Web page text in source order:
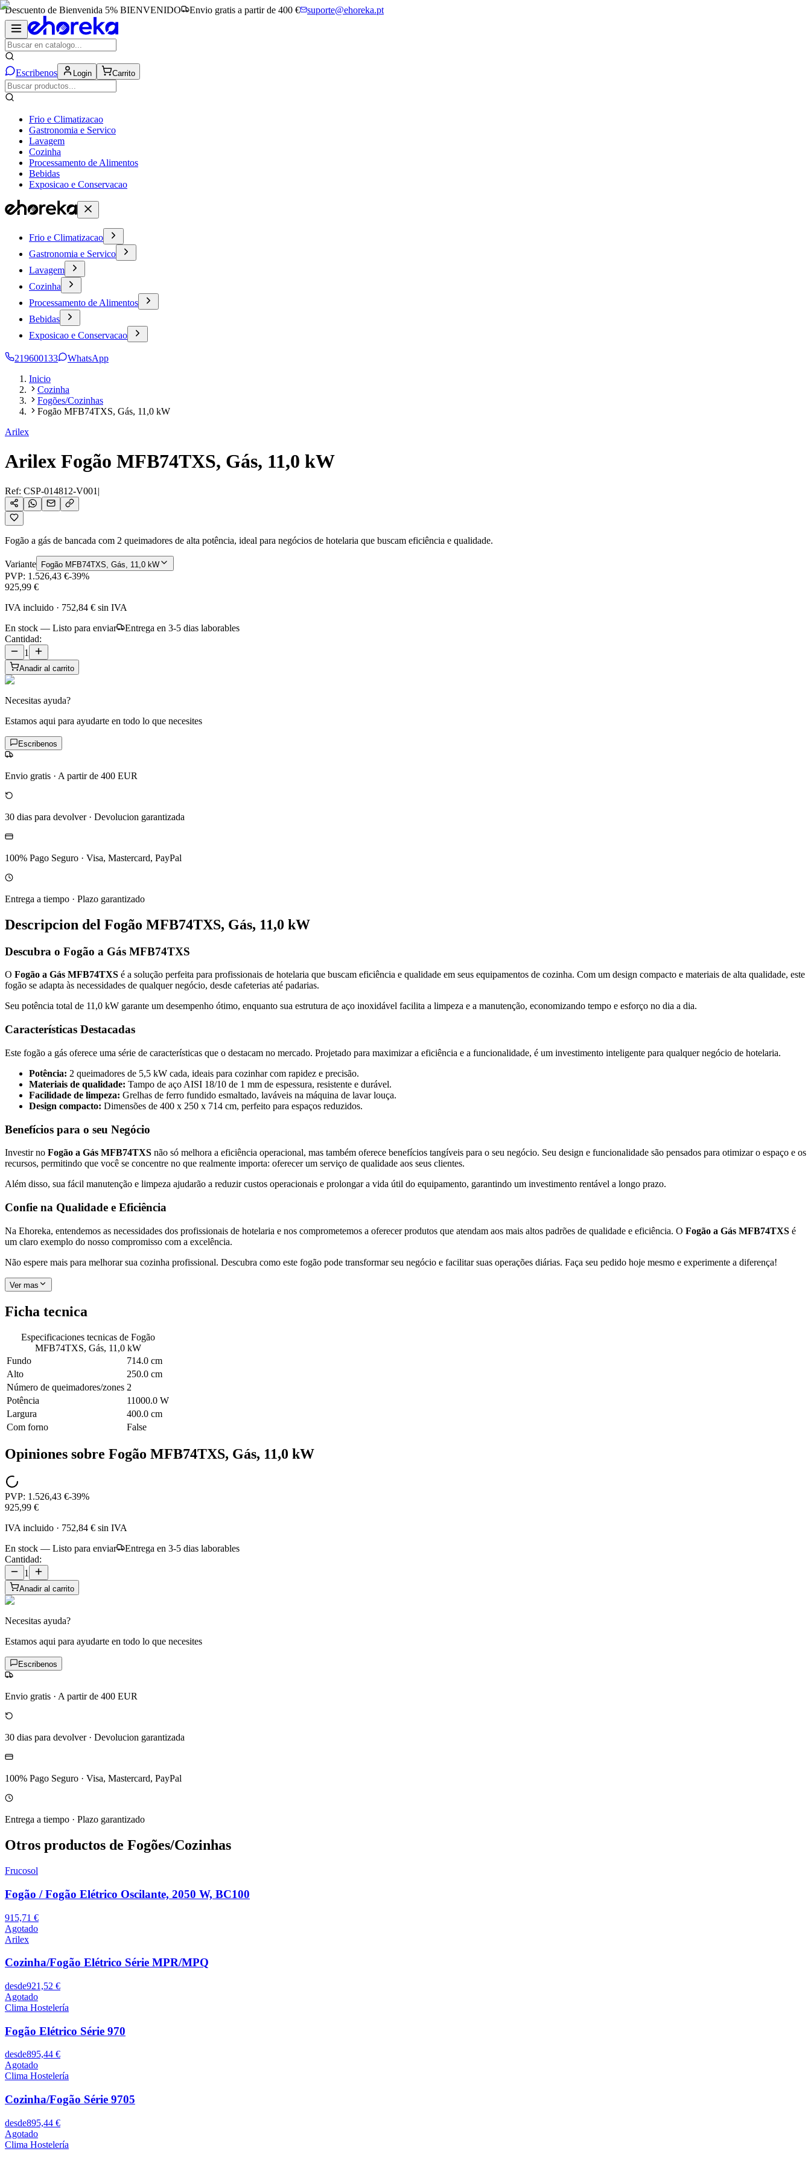
Descuento de Bienvenida 5% BIENVENIDO Envio gratis a partir de 400 € suporte@ehoreka.pt
Escribenos Login Carrito
Frio e Climatizacao
Gastronomia e Servico
Lavagem
Cozinha
Processamento de Alimentos
Bebidas
Exposicao e Conservacao
Frio e Climatizacao
Gastronomia e Servico
Lavagem
Cozinha
Processamento de Alimentos
Bebidas
Exposicao e Conservacao
219600133
WhatsApp
Inicio
Cozinha
Fogões/Cozinhas
Fogão MFB74TXS, Gás, 11,0 kW
Arilex
Arilex Fogão MFB74TXS, Gás, 11,0 kW
Ref: CSP-014812-V001 |
Fogão a gás de bancada com 2 queimadores de alta potência, ideal para negócios de hotelaria que buscam eficiência e qualidade.
Variante Fogão MFB74TXS, Gás, 11,0 kW
PVP: 1.526,43 €-39%
925,99 €
IVA incluido · 752,84 € sin IVA
En stock — Listo para enviar
Entrega en 3-5 dias laborables
Cantidad:
1
Anadir al carrito
Necesitas ayuda?
Estamos aqui para ayudarte en todo lo que necesites
Escribenos
Envio gratis · A partir de 400 EUR
30 dias para devolver· Devolucion garantizada
100% Pago Seguro · Visa, Mastercard, PayPal
Entrega a tiempo · Plazo garantizado
Descripcion del Fogão MFB74TXS, Gás, 11,0 kW
Descubra o Fogão a Gás MFB74TXS
O Fogão a Gás MFB74TXS é a solução perfeita para profissionais de hotelaria que buscam eficiência e qualidade em seus equipamentos de cozinha. Com um design compacto e materiais de alta qualidade, este
fogão se adapta às necessidades de qualquer negócio, desde cafeterias até padarias.
Seu potência total de 11,0 kW garante um desempenho ótimo, enquanto sua estrutura de aço inoxidável facilita a limpeza e a manutenção, economizando tempo e esforço no dia a dia.
Características Destacadas
Este fogão a gás oferece uma série de características que o destacam no mercado. Projetado para maximizar a eficiência e a funcionalidade, é um investimento inteligente para qualquer negócio de hotelaria.
Potência: 2 queimadores de 5,5 kW cada, ideais para cozinhar com rapidez e precisão.
Materiais de qualidade: Tampo de aço AISI 18/10 de 1 mm de espessura, resistente e durável.
Facilidade de limpeza: Grelhas de ferro fundido esmaltado, laváveis na máquina de lavar louça.
Design compacto: Dimensões de 400 x 250 x 714 cm, perfeito para espaços reduzidos.
Benefícios para o seu Negócio
Investir no Fogão a Gás MFB74TXS não só melhora a eficiência operacional, mas também oferece benefícios tangíveis para o seu negócio. Seu design e funcionalidade são pensados para otimizar o espaço e os
recursos, permitindo que você se concentre no que realmente importa: oferecer um serviço de qualidade aos seus clientes.
Além disso, sua fácil manutenção e limpeza ajudarão a reduzir custos operacionais e prolongar a vida útil do equipamento, garantindo um investimento rentável a longo prazo.
Confie na Qualidade e Eficiência
Na Ehoreka, entendemos as necessidades dos profissionais de hotelaria e nos comprometemos a oferecer produtos que atendam aos mais altos padrões de qualidade e eficiência. O Fogão a Gás MFB74TXS é
um claro exemplo do nosso compromisso com a excelência.
Não espere mais para melhorar sua cozinha profissional. Descubra como este fogão pode transformar seu negócio e facilitar suas operações diárias. Faça seu pedido hoje mesmo e experimente a diferença!
Ver mas
Ficha tecnica
Especificaciones tecnicas de Fogão
MFB74TXS, Gás, 11,0 kW
Fundo
714.0 cm
Alto
250.0 cm
Número de queimadores/zones 2
Potência
11000.0 W
Largura
400.0 cm
Com forno
False
Opiniones sobre Fogão MFB74TXS, Gás, 11,0 kW
PVP: 1.526,43 €-39%
925,99 €
IVA incluido · 752,84 € sin IVA
En stock — Listo para enviar
Entrega en 3-5 dias laborables
Cantidad:
1
Anadir al carrito
Necesitas ayuda?
Estamos aqui para ayudarte en todo lo que necesites
Escribenos
Envio gratis · A partir de 400 EUR
30 dias para devolver· Devolucion garantizada
100% Pago Seguro · Visa, Mastercard, PayPal
Entrega a tiempo · Plazo garantizado
Otros productos de Fogões/Cozinhas
Frucosol
Fogão / Fogão Elétrico Oscilante, 2050 W, BC100
915,71 €
Agotado
Arilex
Cozinha/Fogão Elétrico Série MPR/MPQ
desde921,52 €
Agotado
Clima Hostelería
Fogão Elétrico Série 970
desde895,44 €
Agotado
Clima Hostelería
Cozinha/Fogão Série 9705
desde895,44 €
Agotado
Clima Hostelería